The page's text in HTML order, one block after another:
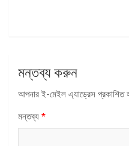
মন্তব্য করুন
আপনার ই-মেইল এ্যাড্রেস প্রকাশিত
মন্তব্য *